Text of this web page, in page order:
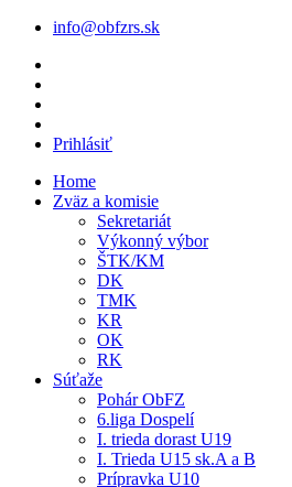
info@obfzrs.sk
Prihlásiť
Home
Zväz a komisie
Sekretariát
Výkonný výbor
ŠTK/KM
DK
TMK
KR
OK
RK
Súťaže
Pohár ObFZ
6.liga Dospelí
I. trieda dorast U19
I. Trieda U15 sk.A a B
Prípravka U10